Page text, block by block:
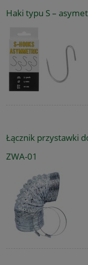
Haki typu S –
Łącznik przystawki
ZWA-01